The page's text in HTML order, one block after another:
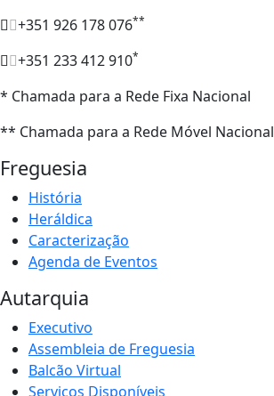
+351 926 178 076**
+351 233 412 910*
* Chamada para a Rede Fixa Nacional
** Chamada para a Rede Móvel Nacional
Freguesia
História
Heráldica
Caracterização
Agenda de Eventos
Autarquia
Executivo
Assembleia de Freguesia
Balcão Virtual
Serviços Disponíveis